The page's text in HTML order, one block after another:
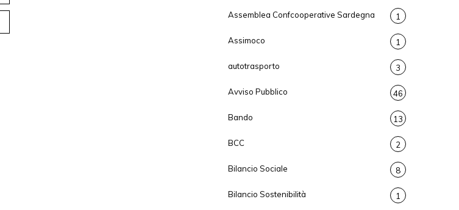
Assemblea Confcooperative Sardegna 1
Assimoco 1
autotrasporto 3
Avviso Pubblico 46
Bando 13
BCC 2
Bilancio Sociale 8
Bilancio Sostenibilità 1